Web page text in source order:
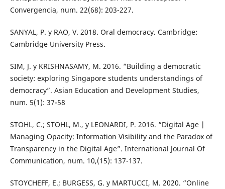
Convergencia, num. 22(68): 203-227.
SANYAL, P. y RAO, V. 2018. Oral democracy. Cambridge:
Cambridge University Press.
SIM, J. y KRISHNASAMY, M. 2016. “Building a democratic
society: exploring Singapore students understandings of
democracy”. Asian Education and Development Studies,
num. 5(1): 37-58
STOHL, C.; STOHL, M., y LEONARDI, P. 2016. “Digital Age |
Managing Opacity: Information Visibility and the Paradox of
Transparency in the Digital Age”. International Journal Of
Communication, num. 10,(15): 137-137.
STOYCHEFF, E.; BURGESS, G. y MARTUCCI, M. 2020. “Online